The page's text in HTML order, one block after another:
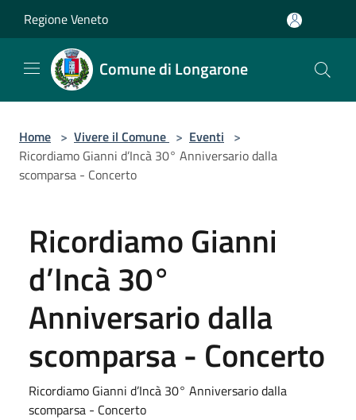
Regione Veneto
Comune di Longarone
Home > Vivere il Comune > Eventi >
Ricordiamo Gianni d’Incà 30° Anniversario dalla
scomparsa - Concerto
Ricordiamo Gianni
d’Incà 30°
Anniversario dalla
scomparsa - Concerto
Ricordiamo Gianni d’Incà 30° Anniversario dalla
scomparsa - Concerto